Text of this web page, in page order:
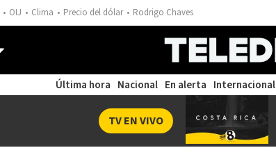
OIJ Clima Precio del dólar Rodrigo Chaves
Última hora Nacional En alerta Internacional
TV EN VIVO